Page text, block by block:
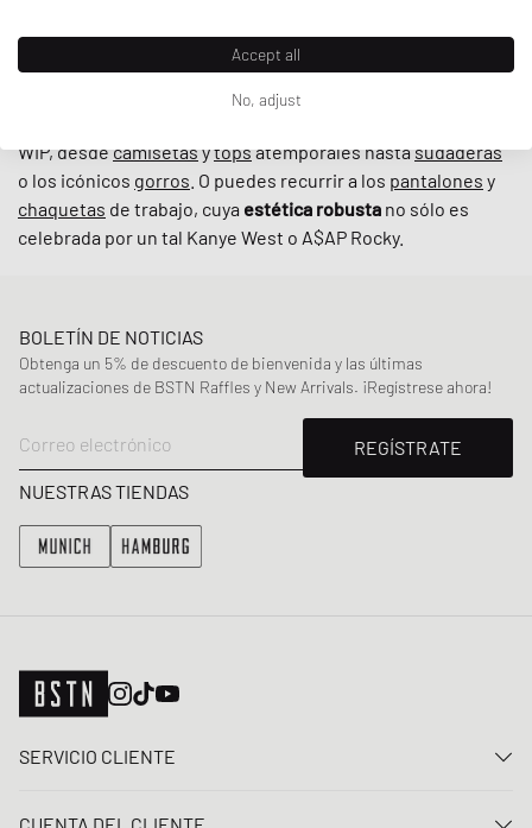
cuando la cultura callejera adoptó la marca por primera vez
en los años 90.
WIP, desdecamisetasytopsatemporales hastasudaderas
o los icónicos gorros . O puedes recurrir a los pantalones y
chaquetas de trabajo, cuya estética robusta no sólo es
celebrada por un tal Kanye West o A$AP Rocky.
BOLETÍN DE NOTICIAS
Obtenga un 5% de descuento de bienvenida y las últimas
actualizaciones de BSTN Raffles y New Arrivals. ¡Regístrese ahora!
Correo electrónico
REGÍSTRATE
NUESTRAS TIENDAS
SERVICIO CLIENTE
Accept all
No, adjust